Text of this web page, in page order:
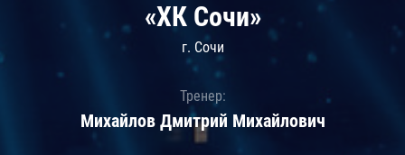
«ХК Сочи»
г. Сочи
Тренер:
Михайлов Дмитрий Михайлович